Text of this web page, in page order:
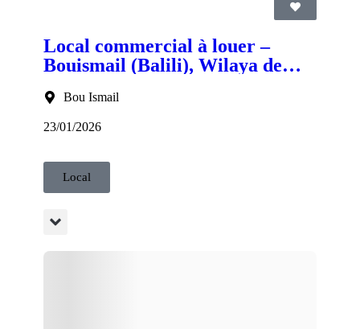
Local commercial à louer –
Bouismail (Balili), Wilaya de
Bou Ismail
23/01/2026
Local